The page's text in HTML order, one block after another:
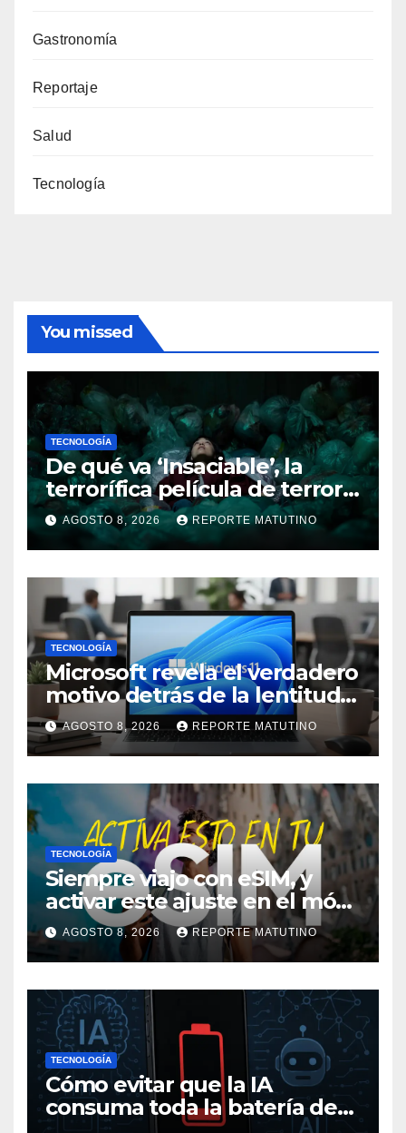
Gastronomía
Reportaje
Salud
Tecnología
You missed
TECNOLOGÍA
De qué va ‘Insaciable’, la
terrorífica película de terror
que seguro no conoces y te
soprenderá
AGOSTO 8, 2026 REPORTE MATUTINO
TECNOLOGÍA
Microsoft revela el verdadero
motivo detrás de la lentitud
de Windows 11
AGOSTO 8, 2026 REPORTE MATUTINO
TECNOLOGÍA
Siempre viajo con eSIM, y
activar este ajuste en el móvil
me ha salvado de pagar
mucho más en alguna
ocasión
AGOSTO 8, 2026 REPORTE MATUTINO
TECNOLOGÍA
Cómo evitar que la IA
consuma toda la batería de